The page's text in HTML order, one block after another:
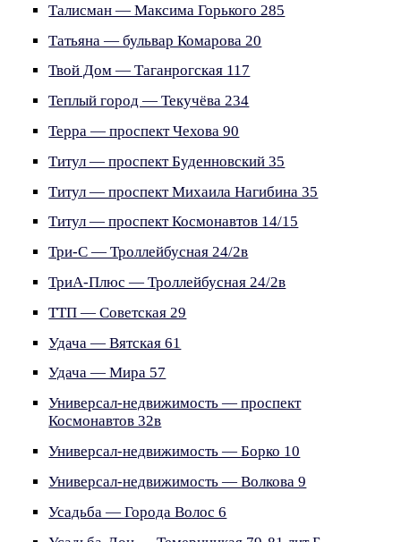
Талисман — Максима Горького 285
Татьяна — бульвар Комарова 20
Твой Дом — Таганрогская 117
Теплый город — Текучёва 234
Терра — проспект Чехова 90
Титул — проспект Буденновский 35
Титул — проспект Михаила Нагибина 35
Титул — проспект Космонавтов 14/15
Три-С — Троллейбусная 24/2в
ТриА-Плюс — Троллейбусная 24/2в
ТТП — Советская 29
Удача — Вятская 61
Удача — Мира 57
Универсал-недвижимость — проспект
Космонавтов 32в
Универсал-недвижимость — Борко 10
Универсал-недвижимость — Волкова 9
Усадьба — Города Волос 6